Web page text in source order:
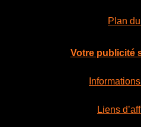
Plan
Votre publicité
Liens